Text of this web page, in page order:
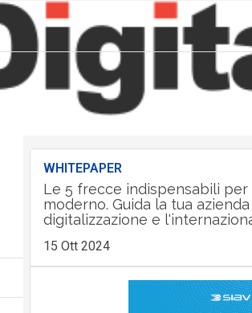
WHITEPAPER
Le 5 frecce indispensabili per
moderno. Guida la tua
digitalizzazione e
15 Ott 2024